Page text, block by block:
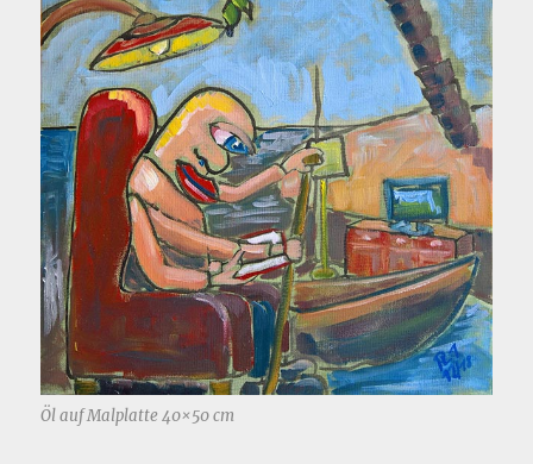
Öl auf Malplatte 40×50 cm